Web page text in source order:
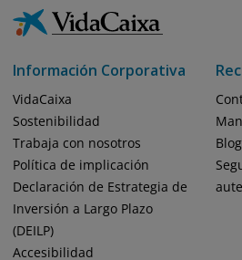
Información Corporativa
VidaCaixa
Sostenibilidad
Trabaja con nosotros
Política de implicación
Declaración de Estrategia de
Inversión a Largo Plazo
(DEILP)
Accesibilidad